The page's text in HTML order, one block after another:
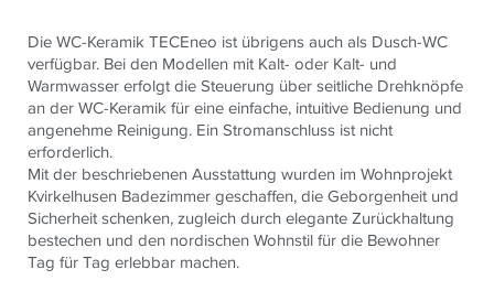
Die WC-Keramik TECEneo ist übrigens auch als Dusch-WC
verfügbar. Bei den Modellen mit Kalt- oder Kalt- und
Warmwasser erfolgt die Steuerung über seitliche Drehknöpfe
an der WC-Keramik für eine einfache, intuitive Bedienung und
angenehme Reinigung. Ein Stromanschluss ist nicht
erforderlich.
Mit der beschriebenen Ausstattung wurden im Wohnprojekt
Kvirkelhusen Badezimmer geschaffen, die Geborgenheit und
Sicherheit schenken, zugleich durch elegante Zurückhaltung
bestechen und den nordischen Wohnstil für die Bewohner
Tag für Tag erlebbar machen.